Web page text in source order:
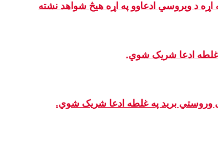
اړه د ویروسي ادعاوو په اړه هیڅ شواهد نشته
غلطه ادعا شریک شوي.
وروستي برید په غلطه ادعا شریک شوي.